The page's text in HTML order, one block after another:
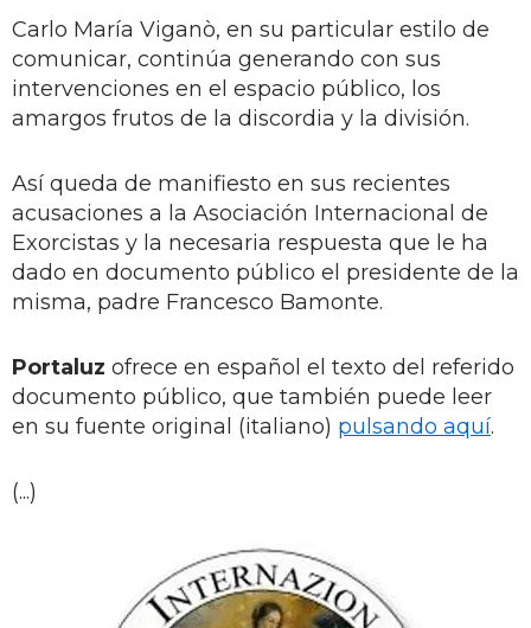
Carlo María Viganò, en su particular estilo de
comunicar, continúa generando con sus
intervenciones en el espacio público, los
amargos frutos de la discordia y la división.
Así queda de manifiesto en sus recientes
acusaciones a la Asociación Internacional de
Exorcistas y la necesaria respuesta que le ha
dado en documento público el presidente de la
misma, padre Francesco Bamonte.
Portaluz ofrece en español el texto del referido
documento público, que también puede leer
en su fuente original (italiano) pulsando aquí.
(...)